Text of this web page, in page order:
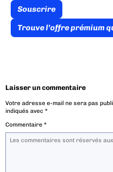
Souscrire
Trouve l’offre prémium
Laisser un commentaire
Votre adresse e-mail ne sera pas
indiqués avec*
Commentaire*